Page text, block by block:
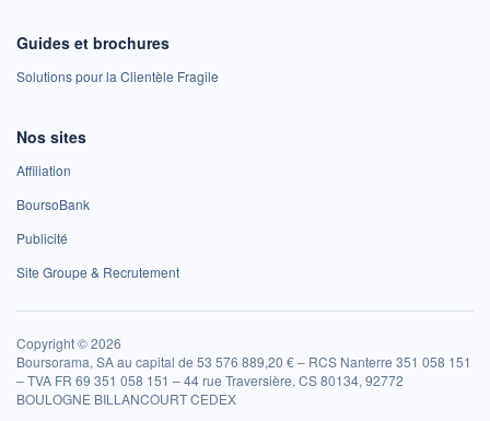
Guides et brochures
Solutions pour la Clientèle Fragile
Nos sites
Affiliation
BoursoBank
Publicité
Site Groupe & Recrutement
Copyright © 2026
Boursorama, SA au capital de 53 576 889,20 € – RCS Nanterre 351 058 151
– TVA FR 69 351 058 151 – 44 rue Traversière, CS 80134, 92772
BOULOGNE BILLANCOURT CEDEX